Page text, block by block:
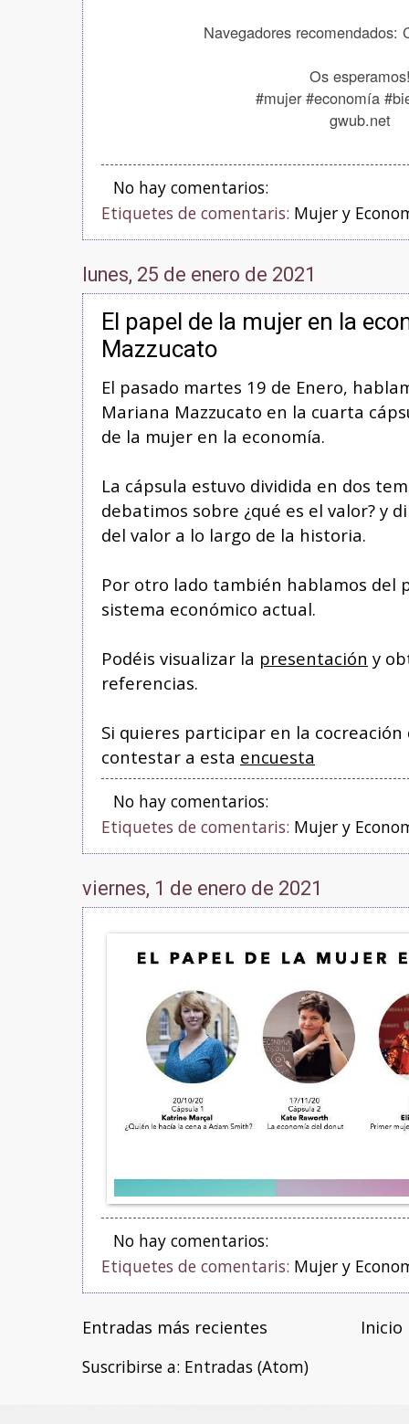
Navegadores recomendados:
Os
#mujer #economía
gwub.net
No hay comentarios:
Etiquetes de comentaris: Mujer y
lunes, 25 de enero de 2021
El papel de la mujer en la
Mazzucato
El pasado martes 19 de Enero,
Mariana Mazzucato en la cuarta
de la mujer en la economía.
La cápsula estuvo dividida en dos
debatimos sobre ¿qué es el valor? y
del valor a lo largo de la historia.
Por otro lado también hablamos del
sistema económico actual.
Podéis visualizar la presentación y
referencias.
Si quieres participar en la cocreación
contestar a esta encuesta
No hay comentarios:
Etiquetes de comentaris: Mujer y
viernes, 1 de enero de 2021
No hay comentarios:
Etiquetes de comentaris: Mujer y
Entradas más recientes
Inicio
Suscribirse a: Entradas (Atom)